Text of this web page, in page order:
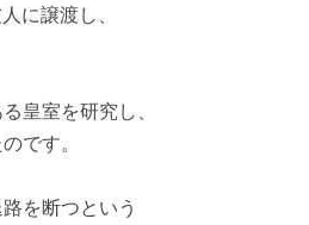
に譲渡し、
皇室を研究し、
です。
を断つという